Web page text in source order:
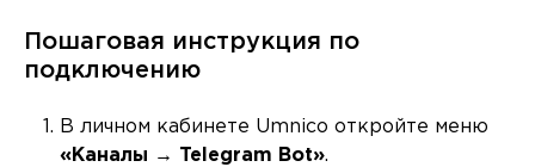
Пошаговая инструкция по
подключению
В личном кабинете Umnico откройте меню
«Каналы → Telegram Bot».